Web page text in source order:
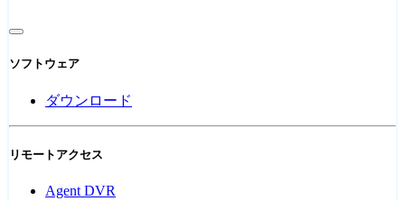
ソフトウェア
ダウンロード
リモートアクセス
Agent DVR